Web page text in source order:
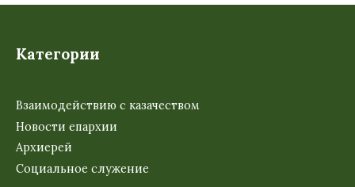
Категории
Взаимодействию с казачеством
Новости епархии
Архиерей
Социальное служение